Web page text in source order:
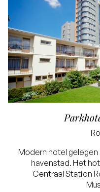
Modern hotel
havenstad. Het
Centraal Station
Laagste
Gratis